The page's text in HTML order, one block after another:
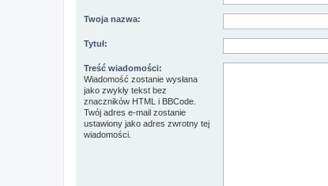
Twoja nazwa:
Tytuł:
Treść wiadomości:
Wiadomość zostanie wysłana
jako zwykły tekst bez
znaczników HTML i BBCode.
Twój adres e-mail zostanie
ustawiony jako adres zwrotny tej
wiadomości.